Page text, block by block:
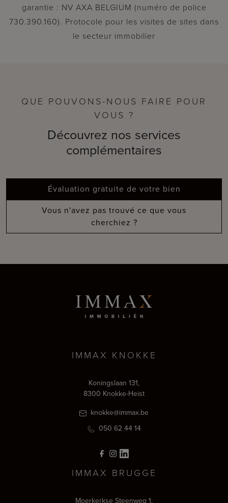
garantie : NV AXA BELGIUM (numéro de police
730.390.160). Protocole pour les visites de sites dans
le secteur immobilier
QUE POUVONS-NOUS FAIRE POUR
VOUS ?
Découvrez nos services
complémentaires
Évaluation gratuite de votre bien
Vous n'avez pas trouvé ce que vous
cherchiez ?
IMMAX KNOKKE
Koningslaan 131,
8300 Knokke-Heist
knokke@immax.be
050 62 44 14
IMMAX BRUGGE
Moerkerkse Steenweg 1,